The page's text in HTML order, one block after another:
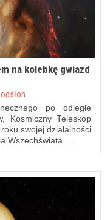
na kolebkę gwiazd
po odległe
Kosmiczny Teleskop
swojej działalności
Wszechświata …